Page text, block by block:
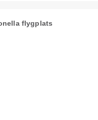
flygplats